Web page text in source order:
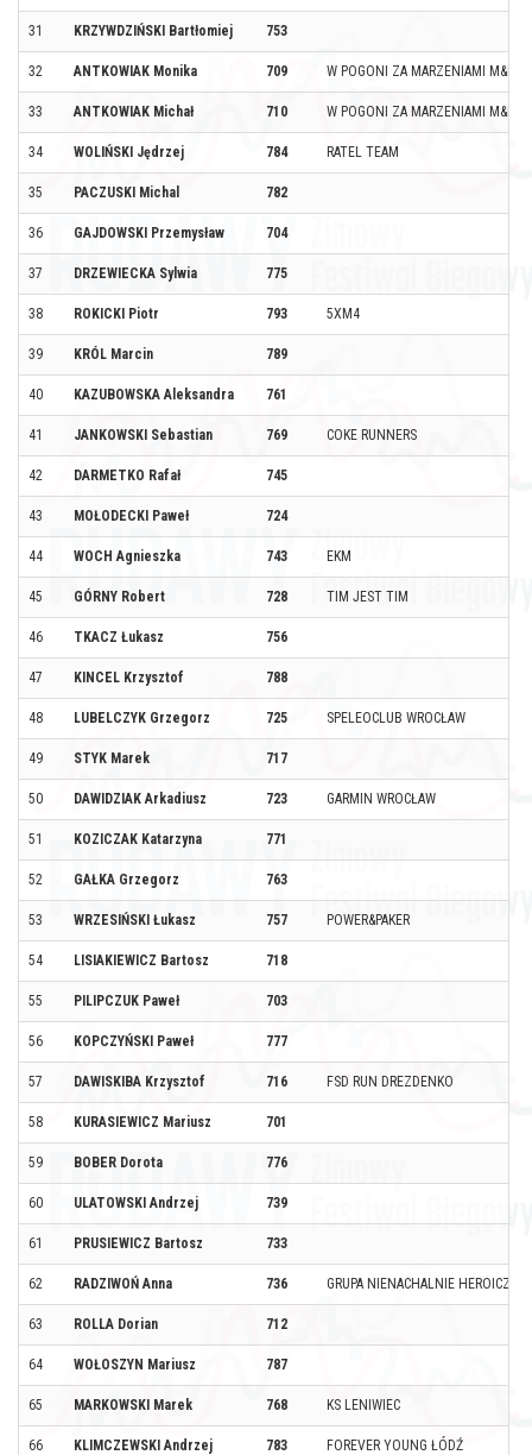
31 KRZYWDZIŃSKI Bartłomiej 753
32 ANTKOWIAK Monika 709 W POGONI ZA MARZENIAMI M&M
33 ANTKOWIAK Michał 710 W POGONI ZA MARZENIAMI M&M
34 WOLIŃSKI Jędrzej 784 RATEL TEAM
35 PACZUSKI Michal 782
36 GAJDOWSKI Przemysław 704
37 DRZEWIECKA Sylwia 775
38 ROKICKI Piotr 793 5XM4
39 KRÓL Marcin 789
40 KAZUBOWSKA Aleksandra 761
41 JANKOWSKI Sebastian 769 COKE RUNNERS
42 DARMETKO Rafał 745
43 MOŁODECKI Paweł 724
44 WOCH Agnieszka 743 EKM
45 GÓRNY Robert 728 TIM JEST TIM
46 TKACZ Łukasz 756
47 KINCEL Krzysztof 788
48 LUBELCZYK Grzegorz 725 SPELEOCLUB WROCŁAW
49 STYK Marek 717
50 DAWIDZIAK Arkadiusz 723 GARMIN WROCŁAW
51 KOZICZAK Katarzyna 771
52 GAŁKA Grzegorz 763
53 WRZESIŃSKI Łukasz 757 POWER&PAKER
54 LISIAKIEWICZ Bartosz 718
55 PILIPCZUK Paweł 703
56 KOPCZYŃSKI Paweł 777
57 DAWISKIBA Krzysztof 716 FSD RUN DREZDENKO
58 KURASIEWICZ Mariusz 701
59 BOBER Dorota 776
60 ULATOWSKI Andrzej 739
61 PRUSIEWICZ Bartosz 733
62 RADZIWOŃ Anna 736 GRUPA NIENACHALNIE HEROICZNA
63 ROLLA Dorian 712
64 WOŁOSZYN Mariusz 787
65 MARKOWSKI Marek 768 KS LENIWIEC
66 KLIMCZEWSKI Andrzej 783 FOREVER YOUNG ŁÓDŹ